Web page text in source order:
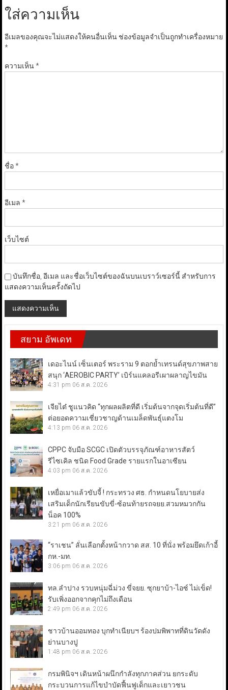
ใส่ความเห็น
อีเมลของคุณจะไม่แสดงให้คนอื่นเห็น ช่องข้อมูลจำเป็นถูกทำเครื่องหมาย
*
ความเห็น*
ชื่อ*
อีเมล *
เว็บไซต์
บันทึกชื่อ, อีเมล และชื่อเว็บไซต์ของฉันบนเบราว์เซอร์นี้ สำหรับการ
แสดงความเห็นครั้งถัดไป
สยาม อัพเดท
เดอะไนน์ เซ็นเตอร์ พระราม 9 ตอกย้ำเทรนด์สุขภาพสาย
สนุก ‘AEROBIC PARTY’ เบิร์นแคลอรีเผาผลาญไขมัน
4:31 pm 06 ส.ค. 2026
เจียไต๋ ชูแนวคิด “ทุกผลผลิตที่ดี เริ่มต้นจากจุดเริ่มต้นที่ดี”
ต่อยอดความเชี่ยวชาญด้านเมล็ดพันธุ์แตงโม
4:13 pm 06 ส.ค. 2026
CPPC จับมือ SCGC เปิดตัวบรรจุภัณฑ์อาหารสัตว์
รีไซเคิล ชนิด Food Grade รายแรกในอาเซียน
4:03 pm 06 ส.ค. 2026
เหยื่อเมาแล้วขับจี้ ! กระทรวง ศธ. กำหนดนโยบายส่ง
เสริมเด็กนักเรียนขับขี่-ซ้อนท้ายรถจยย.สวมหมวกกัน
น็อค 100%
3:21 pm 06 ส.ค. 2026
“ราเชน” ลั่นเลือกตั้งหน้ากวาด สส. 10 ที่นั่ง พร้อมยึดเก้าอี้
กห.-มท.
3:06 pm 06 ส.ค. 2026
ทล.ลำปาง รวบหนุ่มฉี่ม่วง ขี่จยย. ซุกยาบ้า-ไอซ์ ไม่เข็ด!
รับเพิ่งออกจากคุกไม่ถึงเดือน
2:49 pm 06 ส.ค. 2026
ชาวบ้านออมทอง บุกทำเนียบฯ ร้องปมพิพาทที่ดินวัดดัง
ย่านบางปู
1:48 pm 06 ส.ค. 2026
กรมพินิจฯ เดินหน้าผนึกกำลังทุกภาคส่วน ยกระดับ
กระบวนการแก้ไขบำบัดฟื้นฟูเด็กและเยาวชน